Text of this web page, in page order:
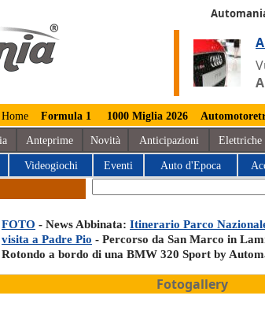
Home Formula 1 1000 Miglia 2026
Anteprime Novità Anticipazioni Elettriche
Videogiochi Eventi Auto d'Epoca
FOTO - News Abbinata: Itinerario Parco
visita a Padre Pio - Percorso da San Marco in
Rotondo a bordo di una BMW 320 Sport by
Fotogallery